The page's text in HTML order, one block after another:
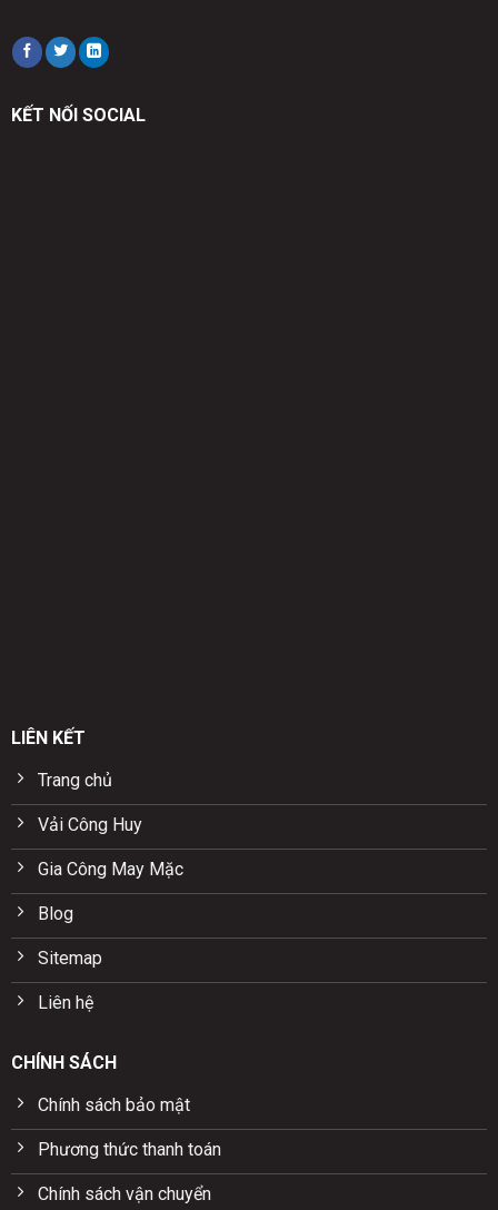
LIÊN KẾT
Trang chủ
Vải Công Huy
Gia Công May Mặc
Blog
Sitemap
Liên hệ
CHÍNH SÁCH
Chính sách bảo mật
Phương thức thanh toán
Chính sách vận chuyển
KẾT NỐI SOCIAL